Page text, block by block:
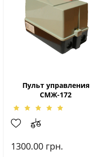
Пульт управления
СМЖ-172
1300.00 грн.